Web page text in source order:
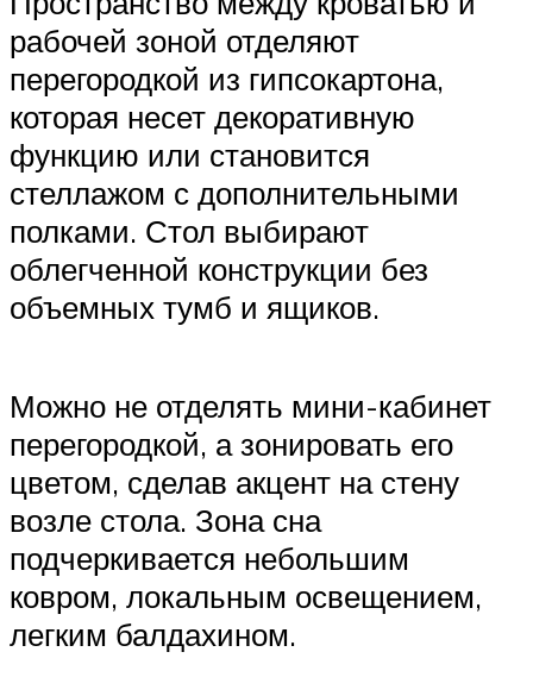
рабочей зоной отделяют
перегородкой из гипсокартона,
которая несет декоративную
функцию или становится
стеллажом с дополнительными
полками. Стол выбирают
облегченной конструкции без
объемных тумб и ящиков.
Можно не отделять мини-кабинет
перегородкой, а зонировать его
цветом, сделав акцент на стену
возле стола. Зона сна
подчеркивается небольшим
ковром, локальным освещением,
легким балдахином.